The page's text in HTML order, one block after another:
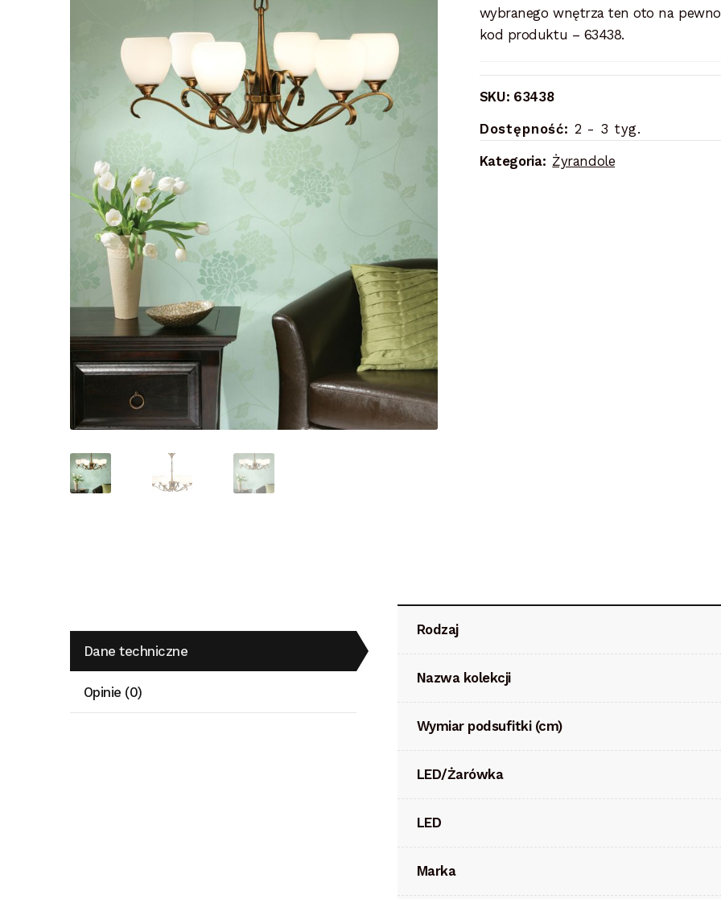
wybranego wnętrza ten oto na
kod produktu – 63438.
SKU: 63438
Dostępność: 2 - 3 tyg.
Kategoria: Żyrandole
Dane techniczne
Opinie (0)
Rodzaj
Nazwa kolekcji
Wymiar podsufitki (cm)
LED/Żarówka
LED
Marka